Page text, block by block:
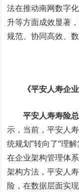
法在推动南网数字
升等方面成效显著
规范、协同高效、数
《平安人寿企
平安人寿寿险
示，当前，平安人
统规划”转向了“理
在企业架构管理体
架构方法，平安人
险，在数据层面实